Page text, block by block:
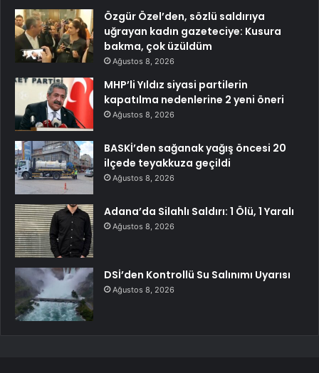
Özgür Özel’den, sözlü saldırıya
uğrayan kadın gazeteciye: Kusura
bakma, çok üzüldüm
Ağustos 8, 2026
MHP’li Yıldız siyasi partilerin
kapatılma nedenlerine 2 yeni öneri
Ağustos 8, 2026
BASKİ’den sağanak yağış öncesi 20
ilçede teyakkuza geçildi
Ağustos 8, 2026
Adana’da Silahlı Saldırı: 1 Ölü, 1 Yaralı
Ağustos 8, 2026
DSİ’den Kontrollü Su Salınımı Uyarısı
Ağustos 8, 2026